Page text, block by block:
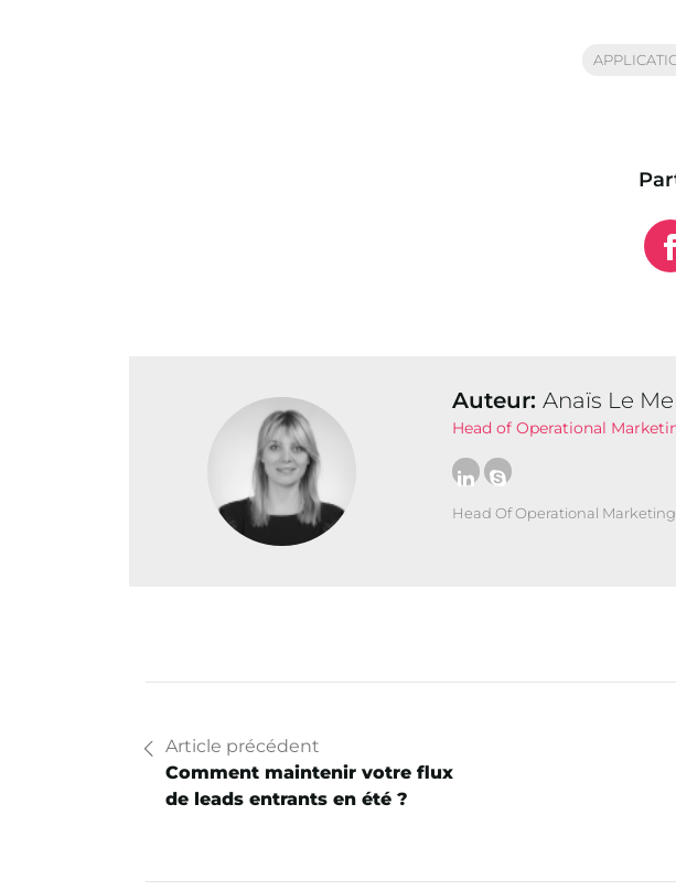
Auteur: Anaïs Le
Head of Operational
Head Of Operational
Article précédent
Comment maintenir votre flux
de leads entrants en été ?